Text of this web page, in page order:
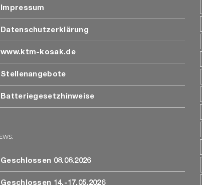
Impressum
Datenschutzerklärung
www.ktm-kosak.de
Stellenangebote
Batteriegesetzhinweise
Geschlossen 08.08.2026
Geschlossen 14.-17.05.2026